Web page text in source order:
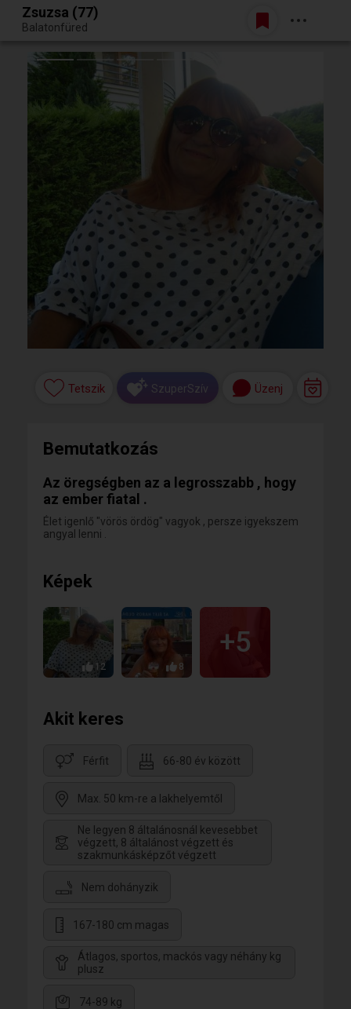
Egy jó randiból bármi lehet.
Belépés
Zsuzsa (77)
Balatonfüred
Tetszik SzuperSzív Üzenj
Bemutatkozás
Az öregségben az a legrosszabb , hogy
az ember fiatal .
Élet igenlő "vörös ördög" vagyok , persze igyekszem
angyal lenni .
Képek
12 8
+5
Akit keres
Férfit 66-80 év között
Max. 50 km-re a lakhelyemtől
Ne legyen 8 általánosnál kevesebbet
végzett, 8 általánost végzett és
szakmunkásképzőt végzett
Nem dohányzik
167-180 cm magas
Átlagos, sportos, mackós vagy néhány kg
plusz
74-89 kg